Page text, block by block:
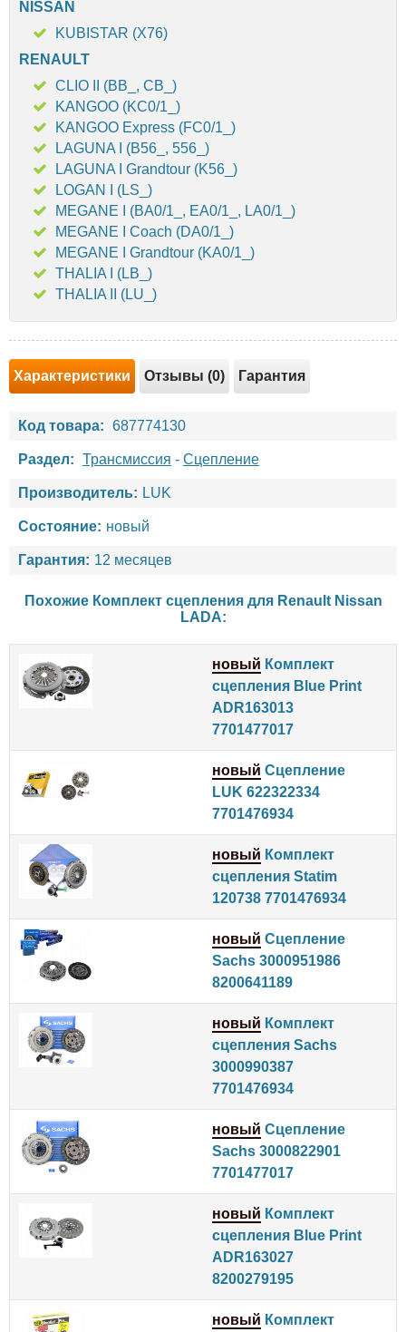
NISSAN
KUBISTAR (X76)
RENAULT
CLIO II (BB_, CB_)
KANGOO (KC0/1_)
KANGOO Express (FC0/1_)
LAGUNA I (B56_, 556_)
LAGUNA I Grandtour (K56_)
LOGAN I (LS_)
MEGANE I (BA0/1_, EA0/1_, LA0/1_)
MEGANE I Coach (DA0/1_)
MEGANE I Grandtour (KA0/1_)
THALIA I (LB_)
THALIA II (LU_)
Характеристики Отзывы (0) Гарантия
Код товара: 687774130
Раздел: Трансмиссия - Сцепление
Производитель: LUK
Состояние: новый
Гарантия: 12 месяцев
Похожие Комплект сцепления для Renault Nissan
LADA:
новый Комплект
сцепления Blue Print
ADR163013
7701477017
новый Сцепление
LUK 622322334
7701476934
новый Комплект
сцепления Statim
120738 7701476934
новый Сцепление
Sachs 3000951986
8200641189
новый Комплект
сцепления Sachs
3000990387
7701476934
новый Сцепление
Sachs 3000822901
7701477017
новый Комплект
сцепления Blue Print
ADR163027
8200279195
новый Комплект